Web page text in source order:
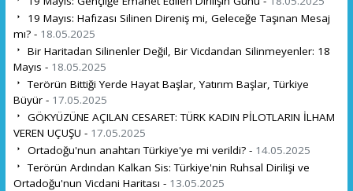
19 Mayıs: Hafızası Silinen Direniş mi, Geleceğe Taşınan Mesaj
mı? - 18.05.2025
Bir Haritadan Silinenler Değil, Bir Vicdandan Silinmeyenler: 18
Mayıs - 18.05.2025
Terörün Bittiği Yerde Hayat Başlar, Yatırım Başlar, Türkiye
Büyür - 17.05.2025
GÖKYÜZÜNE AÇILAN CESARET: TÜRK KADIN PİLOTLARIN İLHAM
VEREN UÇUŞU - 17.05.2025
Ortadoğu'nun anahtarı Türkiye'ye mi verildi? - 14.05.2025
Terörün Ardından Kalkan Sis: Türkiye'nin Ruhsal Dirilişi ve
Ortadoğu'nun Vicdani Haritası - 13.05.2025